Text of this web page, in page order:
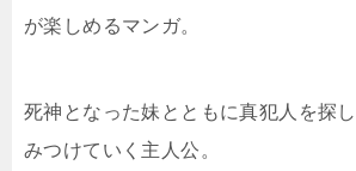
が楽しめるマンガ。
死神となった妹とともに真犯人を探
みつけていく主人公。